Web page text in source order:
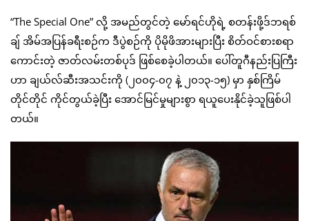
“The Special One” လို့ အမည်တွင်တဲ့ မော်ရင်ဟိုရဲ့ စတန်းဖို့ဒ်ဘရစ်
ချ် အိမ်အပြန်ခရီးစဉ်က ဒီပွဲစဉ်ကို ပိုမိုဖိအားများပြီး စိတ်ဝင်စားစရာ
ကောင်းတဲ့ ဇာတ်လမ်းတစ်ပုဒ် ဖြစ်စေခဲ့ပါတယ်။ ပေါ်တူဂီနည်းပြကြီး
ဟာ ချယ်လ်ဆီးအသင်းကို (၂၀၀၄-၀၇ နဲ့ ၂၀၁၃-၁၅) မှာ နှစ်ကြိမ်
တိုင်တိုင် ကိုင်တွယ်ခဲ့ပြီး အောင်မြင်မှုများစွာ ရယူပေးနိုင်ခဲ့သူဖြစ်ပါ
တယ်။